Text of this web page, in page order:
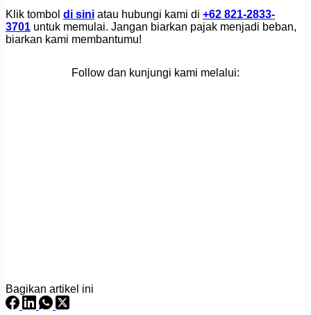
Klik tombol di sini atau hubungi kami di +62 821-2833-
3701 untuk memulai. Jangan biarkan pajak menjadi beban,
biarkan kami membantumu!
Follow dan kunjungi kami melalui:
Bagikan artikel ini